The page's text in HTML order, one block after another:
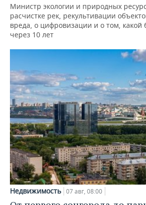
Министр экологии и природных
расчистке рек, рекультивации
вреда, о цифровизации и о том, какой
через 10 лет
Недвижимость 07 авг, 08:00